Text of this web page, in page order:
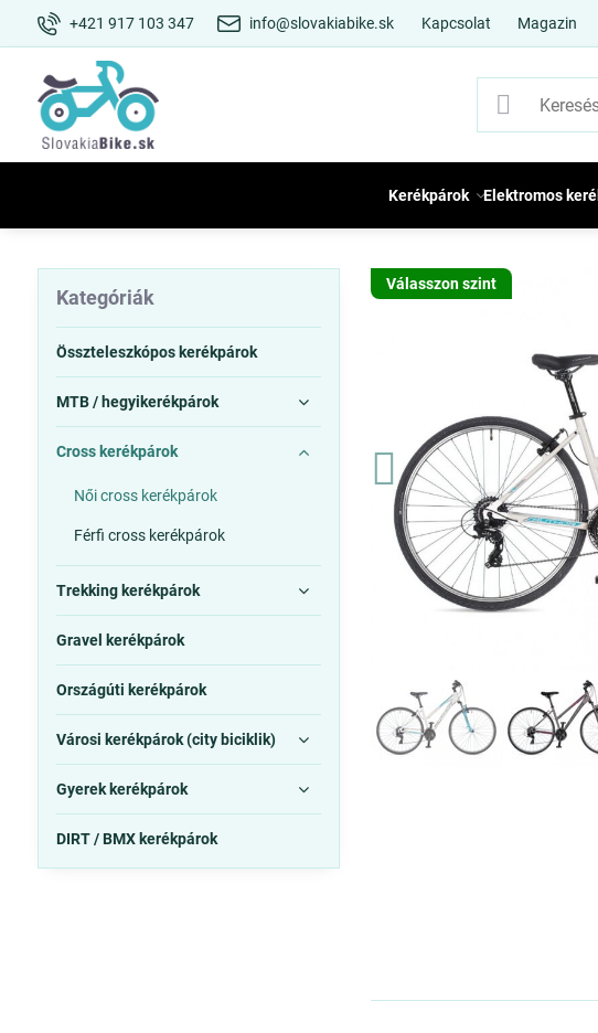
+421 917 103 347 info@slovakiabike.sk Kapcsolat Magazin
Kerékpárok Elektromos
Válasszon szint
Kategóriák
Összteleszkópos kerékpárok
MTB / hegyikerékpárok
Cross kerékpárok
Női cross kerékpárok
Férfi cross kerékpárok
Trekking kerékpárok
Gravel kerékpárok
Országúti kerékpárok
Városi kerékpárok (city biciklik)
Gyerek kerékpárok
DIRT / BMX kerékpárok